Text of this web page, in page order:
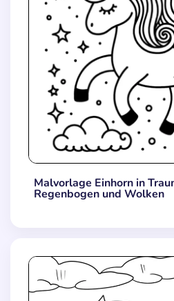
Malvorlage Einhorn in
Regenbogen und Wolken